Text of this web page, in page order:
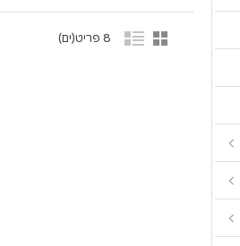
8 פריט(ים)